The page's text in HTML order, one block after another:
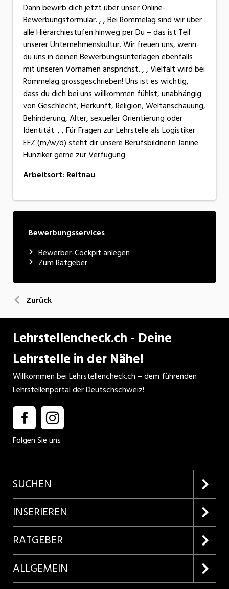
Dann bewirb dich jetzt über unser Online-
Bewerbungsformular. , , Bei Rommelag sind wir über
alle Hierarchiestufen hinweg per Du – das ist Teil
unserer Unternehmenskultur. Wir freuen uns, wenn
du uns in deinen Bewerbungsunterlagen ebenfalls
mit unseren Vornamen ansprichst. , , Vielfalt wird bei
Rommelag grossgeschrieben! Uns ist es wichtig,
dass du dich bei uns willkommen fühlst, unabhängig
von Geschlecht, Herkunft, Religion, Weltanschauung,
Behinderung, Alter, sexueller Orientierung oder
Identität. , , Für Fragen zur Lehrstelle als Logistiker
EFZ (m/w/d) steht dir unsere Berufsbildnerin Janine
Hunziker gerne zur Verfügung
Arbeitsort: Reitnau
Bewerbungsservices
Bewerber-Cockpit anlegen
Zum Ratgeber
Zurück
Lehrstellencheck.ch - Deine
Lehrstelle in der Nähe!
Willkommen bei Lehrstellencheck.ch – dem führenden
Lehrstellenportal der Deutschschweiz!
Folgen Sie uns
SUCHEN
Firmenprofile entdecken
Lehrstellen suchen
INSERIEREN
Kundenlogin
Inserieren
RATGEBER
Lehrberufe entdecken
ALLGEMEIN